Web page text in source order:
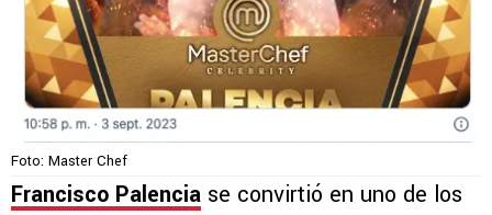
Foto: Master Chef
Francisco Palencia se convirtió en uno de los